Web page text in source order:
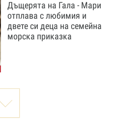
Дъщерята на Гала - Мари
отплава с любимия и
двете си деца на семейна
морска приказка